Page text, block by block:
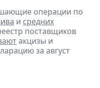
операции по
и средних
поставщиков
акцизы и
за август